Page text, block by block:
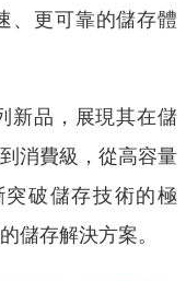
、更可靠的儲存體
新品，展現其在儲
消費級，從高容量
破儲存技術的極
儲存解決方案。